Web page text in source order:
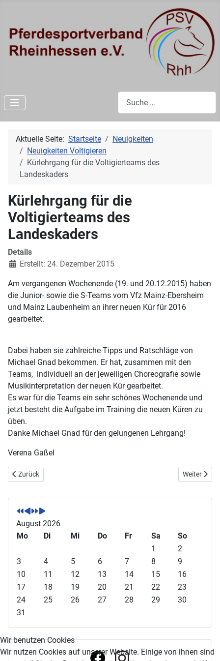
Aktuelle Seite: Startseite
Neuigkeiten
Neuigkeiten Voltigieren
Kürlehrgang für die Voltigierteams des
Landeskaders
Kürlehrgang für die
Voltigierteams des
Landeskaders
Details
Erstellt: 24. Dezember 2015
Am vergangenen Wochenende (19. und 20.12.2015) haben
die Junior- sowie die S-Teams vom Vfz Mainz-Ebersheim
und Mainz Laubenheim an ihrer neuen Kür für 2016
gearbeitet.
Dabei haben sie zahlreiche Tipps und Ratschläge von
Michael Gnad bekommen. Er hat, zusammen mit den
Teams, individuell an der jeweiligen Choreografie sowie
Musikinterpretation der neuen Kür gearbeitet.
Es war für die Teams ein sehr schönes Wochenende und
jetzt besteht die Aufgabe im Training die neuen Küren zu
üben.
Danke Michael Gnad für den gelungenen Lehrgang!
Verena Gaßel
Vorheriger Beitrag: Eine Ära geht zu Ende - Hanne Strübel
Zurück Nächster
Weiter
V
o
r
h
r
i
g
s
J
a
h
r
V
o
r
h
i
g
r
o
n
a
N
ä
c
r
N
ä
c
a
t
August 2026
Mo
Di Mi Do Fr Sa
So
1
2
3
4 5 6 7 8
9
10
11 12 13 14 15
16
17
18 19 20 21 22
23
24
25 26 27 28 29
30
31
Wir benutzen Cookies
Wir nutzen Cookies auf unserer Website. Einige von ihnen sind